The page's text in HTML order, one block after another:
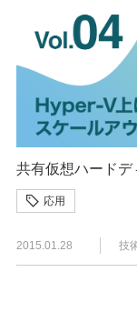
共有仮想ハードデ
応用
2015.01.28 技